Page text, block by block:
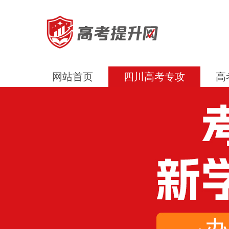
网站首页 四川高考专攻 高